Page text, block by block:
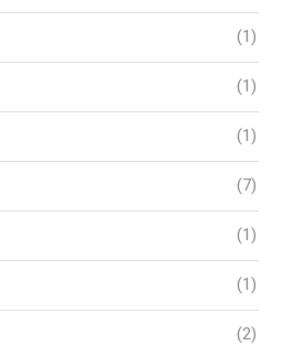
(1)
(1)
(1)
(7)
(1)
(1)
(2)